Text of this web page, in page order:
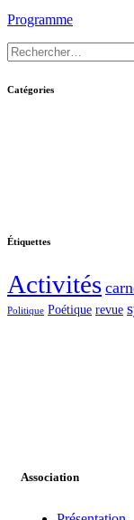
Programme
Catégories
Étiquettes
Activités
Politique Poétique revue
Association